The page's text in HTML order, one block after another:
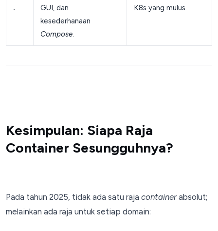
.
GUI, dan
kesederhanaan
Compose.
K8s yang mulus.
Kesimpulan: Siapa Raja
Container Sesungguhnya?
Pada tahun 2025, tidak ada satu raja containerabsolut;
melainkan ada raja untuk setiap domain: